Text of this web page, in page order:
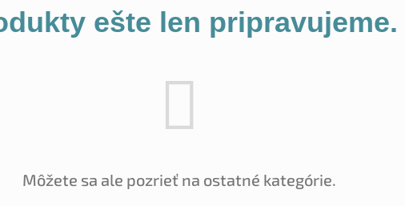
ešte len pripravujeme.
Môžete sa ale pozrieť na ostatné kategórie.